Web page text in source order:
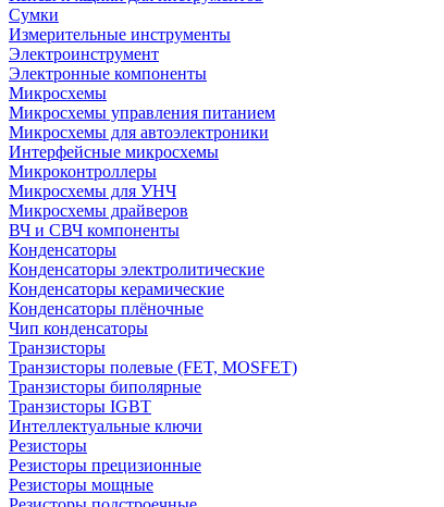
Сумки
Измерительные инструменты
Электроинструмент
Электронные компоненты
Микросхемы
Микросхемы управления питанием
Микросхемы для автоэлектроники
Интерфейсные микросхемы
Микроконтроллеры
Микросхемы для УНЧ
Микросхемы драйверов
ВЧ и СВЧ компоненты
Конденсаторы
Конденсаторы электролитические
Конденсаторы керамические
Конденсаторы плёночные
Чип конденсаторы
Транзисторы
Транзисторы полевые (FET, MOSFET)
Транзисторы биполярные
Транзисторы IGBT
Интеллектуальные ключи
Резисторы
Резисторы прецизионные
Резисторы мощные